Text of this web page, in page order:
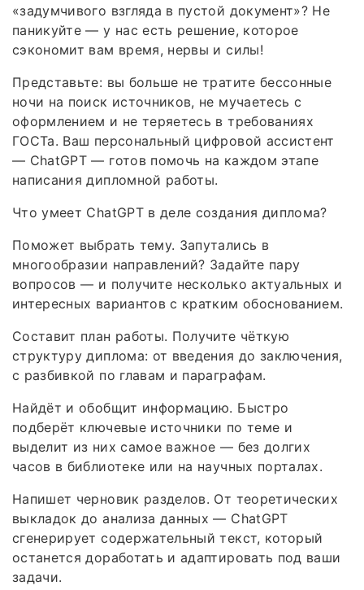
«задумчивого взгляда в пустой документ»? Не
паникуйте — у нас есть решение, которое
сэкономит вам время, нервы и силы!
Представьте: вы больше не тратите бессонные
ночи на поиск источников, не мучаетесь с
оформлением и не теряетесь в требованиях
ГОСТа. Ваш персональный цифровой ассистент
— ChatGPT — готов помочь на каждом этапе
написания дипломной работы.
Что умеет ChatGPT в деле создания диплома?
Поможет выбрать тему. Запутались в
многообразии направлений? Задайте пару
вопросов — и получите несколько актуальных и
интересных вариантов с кратким обоснованием.
Составит план работы. Получите чёткую
структуру диплома: от введения до заключения,
с разбивкой по главам и параграфам.
Найдёт и обобщит информацию. Быстро
подберёт ключевые источники по теме и
выделит из них самое важное — без долгих
часов в библиотеке или на научных порталах.
Напишет черновик разделов. От теоретических
выкладок до анализа данных — ChatGPT
сгенерирует содержательный текст, который
останется доработать и адаптировать под ваши
задачи.